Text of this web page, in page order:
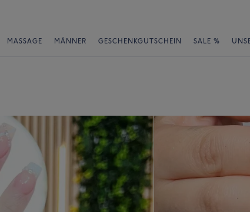
MASSAGE MÄNNER GESCHENKGUTSCHEIN SALE %